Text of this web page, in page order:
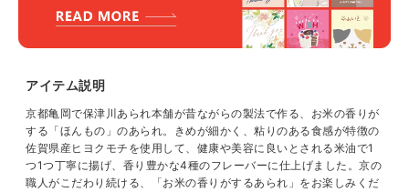
アイテム説明
京都亀岡で保津川あられ本舗が昔ながらの製法で作る、お米の香りが
する「ほんもの」のあられ。きめが細かく、粘りのある食感が特徴の
佐賀県産ヒヨクモチを使用して、健康や美容に良いとされる米油で1
つ1つ丁寧に揚げ、香り豊かな4種のフレーバーに仕上げました。京の
職人がこだわり続ける、「お米の香りがするあられ」をお楽しみくだ